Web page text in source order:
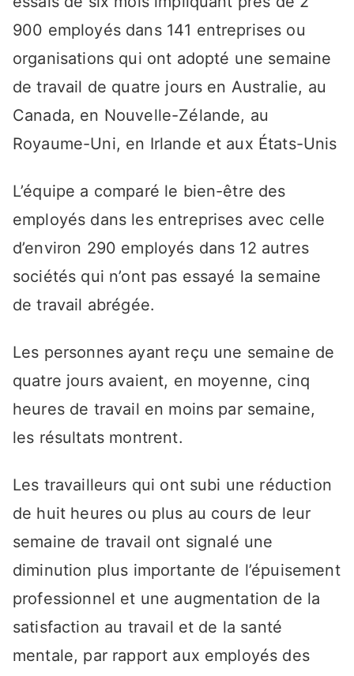
900 employés dans 141 entreprises ou
organisations qui ont adopté une semaine
de travail de quatre jours en Australie, au
Canada, en Nouvelle-Zélande, au
Royaume-Uni, en Irlande et aux États-Unis
L’équipe a comparé le bien-être des
employés dans les entreprises avec celle
d’environ 290 employés dans 12 autres
sociétés qui n’ont pas essayé la semaine
de travail abrégée.
Les personnes ayant reçu une semaine de
quatre jours avaient, en moyenne, cinq
heures de travail en moins par semaine,
les résultats montrent.
Les travailleurs qui ont subi une réduction
de huit heures ou plus au cours de leur
semaine de travail ont signalé une
diminution plus importante de l’épuisement
professionnel et une augmentation de la
satisfaction au travail et de la santé
mentale, par rapport aux employés des